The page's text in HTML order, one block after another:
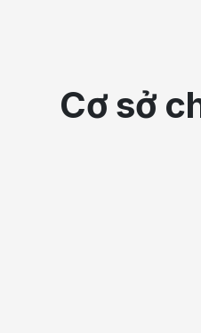
Cơ sở